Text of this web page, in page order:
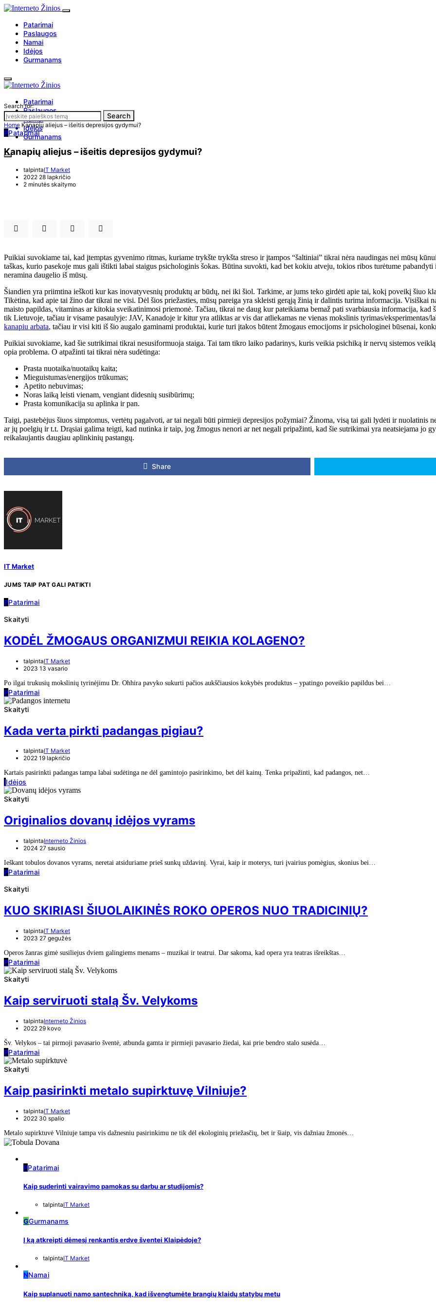
Patarimai
Paslaugos
Namai
Idėjos
Gurmanams
Patarimai
Paslaugos
Namai
Idėjos
Gurmanams
Search for:
Search
Home Kanapių aliejus – išeitis depresijos gydymui?
PPatarimai
Kanapių aliejus – išeitis depresijos gydymui?
talpintaIT Market
2022 28 lapkričio
2 minutės skaitymo
Puikiai suvokiame tai, kad įtemptas gyvenimo ritmas, kuriame trykšte trykšta streso ir įtampos “šaltiniai” tikrai nėra naudingas nei mūsų
taškas, kurio pasekoje mus gali ištikti labai staigus psichologinis šokas. Būtina suvokti, kad bet kokiu atveju, tokios ribos turėtume
neramina daugelio iš mūsų.
Šiandien yra priimtina ieškoti kur kas inovatyvesnių produktų ar būdų, nei iki šiol. Tarkime, ar jums teko girdėti apie tai, kokį poveikį šiuo
Tikėtina, kad apie tai žino dar tikrai ne visi. Dėl šios priežasties, mūsų pareiga yra skleisti gerąją žinią ir dalintis turima informacija. Visiškai
maisto papildas, vitaminas ar kitokia sveikatinimosi priemonė. Tačiau, tikrai ne daug kur pateikiama bemaž pati svarbiausia informacija,
tik Lietuvoje, tačiau ir visame pasaulyje: JAV, Kanadoje ir kitur yra atliktas ar vis dar atliekamas ne vienas mokslinis tyrimas/
kanapiu arbata, tačiau ir visi kiti iš šio augalo gaminami produktai, kurie turi įtakos būtent žmogaus emocijoms ir psichologinei būsenai,
Puikiai suvokiame, kad šie sutrikimai tikrai nesusiformuoja staiga. Tai tam tikro laiko padarinys, kuris veikia psichiką ir nervų sistemos
opia problema. O atpažinti tai tikrai nėra sudėtinga:
Prasta nuotaika/nuotaikų kaita;
Mieguistumas/energijos trūkumas;
Apetito nebuvimas;
Noras laiką leisti vienam, vengiant didesnių susibūrimų;
Prasta komunikacija su aplinka ir pan.
Taigi, pastebėjus šiuos simptomus, vertėtų pagalvoti, ar tai negali būti pirmieji depresijos požymiai? Žinoma, visą tai gali lydėti ir nuolatinis
ar jų poelgių ir t.t. Drąsiai galima teigti, kad nutinka ir taip, jog žmogus nenori ar net negali pripažinti, kad šie sutrikimai yra neatsiejama jo
reikalaujantis daugiau aplinkinių pastangų.
Share
IT Market
JUMS TAIP PAT GALI PATIKTI
PPatarimai
Skaityti
KODĖL ŽMOGAUS ORGANIZMUI REIKIA KOLAGENO?
talpintaIT Market
2023 13 vasario
Po ilgai trukusių mokslinių tyrinėjimu Dr. Ohhira pavyko sukurti pačios aukščiausios kokybės produktus – ypatingo poveikio papildus bei…
PPatarimai
Skaityti
Kada verta pirkti padangas pigiau?
talpintaIT Market
2022 19 lapkričio
Kartais pasirinkti padangas tampa labai sudėtinga ne dėl gamintojo pasirinkimo, bet dėl kainų. Tenka pripažinti, kad padangos, net…
IIdėjos
Skaityti
Originalios dovanų idėjos vyrams
talpintaInterneto Žinios
2024 27 sausio
Ieškant tobulos dovanos vyrams, neretai atsiduriame prieš sunkų uždavinį. Vyrai, kaip ir moterys, turi įvairius pomėgius, skonius bei…
PPatarimai
Skaityti
KUO SKIRIASI ŠIUOLAIKINĖS ROKO OPEROS NUO TRADICINIŲ?
talpintaIT Market
2023 27 gegužės
Operos žanras gimė susiliejus dviem galingiems menams – muzikai ir teatrui. Dar sakoma, kad opera yra teatras išreikštas…
PPatarimai
Skaityti
Kaip serviruoti stalą Šv. Velykoms
talpintaInterneto Žinios
2022 29 kovo
Šv. Velykos – tai pirmoji pavasario šventė, atbunda gamta ir pirmieji pavasario žiedai, kai prie bendro stalo susėda…
PPatarimai
Skaityti
Kaip pasirinkti metalo supirktuvę Vilniuje?
talpintaIT Market
2022 30 spalio
Metalo supirktuvė Vilniuje tampa vis dažnesniu pasirinkimu ne tik dėl ekologinių priežasčių, bet ir šiaip, vis dažniau žmonės…
PPatarimai
Kaip suderinti vairavimo pamokas su darbu ar studijomis?
talpintaIT Market
GGurmanams
Į ką atkreipti dėmesį renkantis erdvę šventei Klaipėdoje?
talpintaIT Market
NNamai
Kaip suplanuoti namo santechniką, kad išvengtumėte brangių klaidų statybų metu